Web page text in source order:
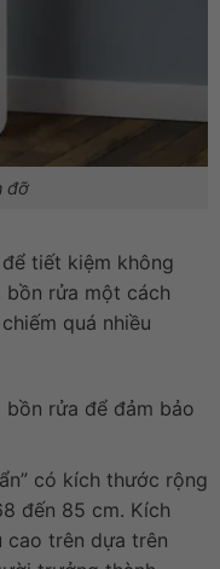
đỡ
tiết kiệm không
bồn rửa một cách
quá nhiều
rửa để đảm bảo
có kích thước rộng
đến 85 cm. Kích
cao trên dựa trên